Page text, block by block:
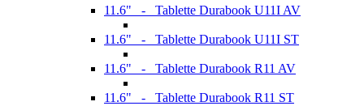
11.6" - Tablette Durabook U11I AV
11.6" - Tablette Durabook U11I ST
11.6" - Tablette Durabook R11 AV
11.6" - Tablette Durabook R11 ST